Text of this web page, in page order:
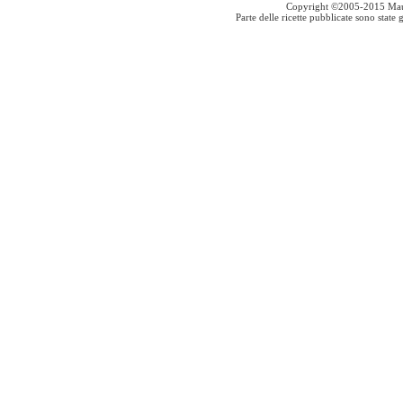
Copyright ©2005-2015
Parte delle ricette pubblicate sono state